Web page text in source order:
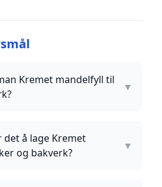
Kremet mandelfyll til
▼
å lage Kremet
og bakverk?
▼